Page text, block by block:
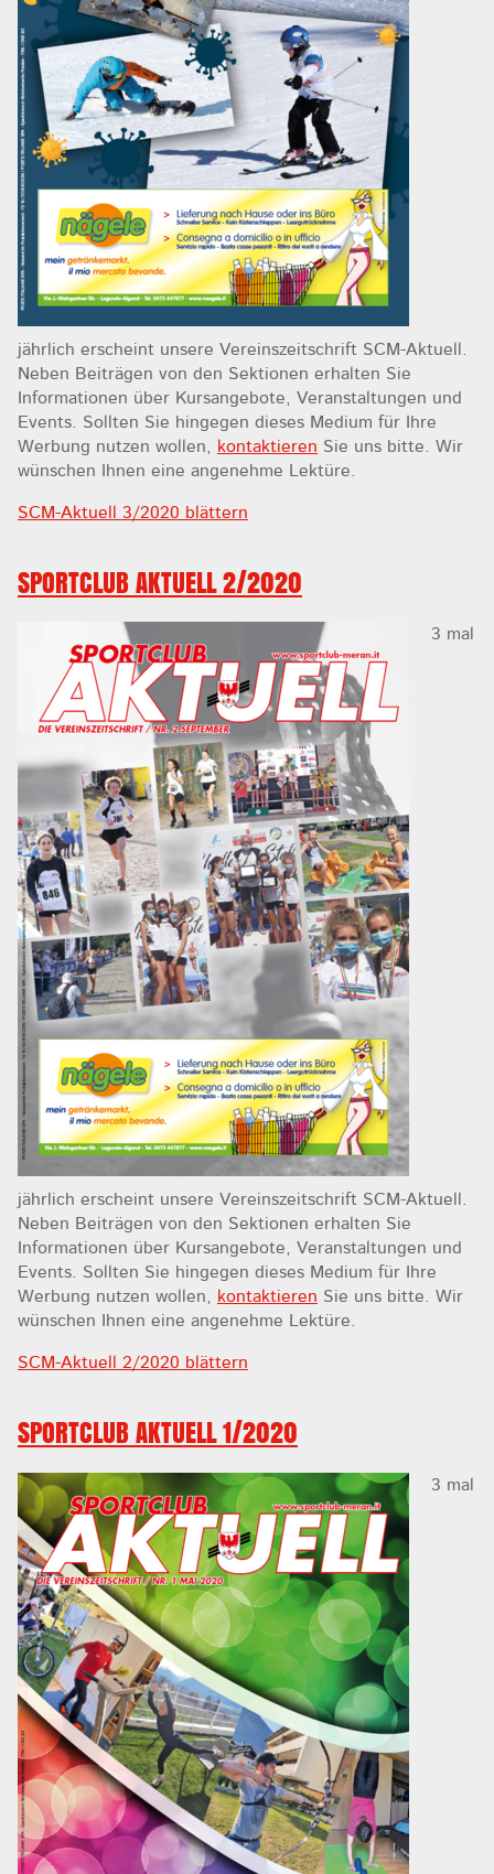
jährlich erscheint unsere Vereinszeitschrift SCM-Aktuell.
Neben Beiträgen von den Sektionen erhalten Sie
Informationen über Kursangebote, Veranstaltungen und
Events. Sollten Sie hingegen dieses Medium für Ihre
Werbung nutzen wollen, kontaktieren Sie uns bitte. Wir
wünschen Ihnen eine angenehme Lektüre.
SCM-Aktuell 3/2020 blättern
SPORTCLUB AKTUELL 2/2020
3 mal
jährlich erscheint unsere Vereinszeitschrift SCM-Aktuell.
Neben Beiträgen von den Sektionen erhalten Sie
Informationen über Kursangebote, Veranstaltungen und
Events. Sollten Sie hingegen dieses Medium für Ihre
Werbung nutzen wollen, kontaktieren Sie uns bitte. Wir
wünschen Ihnen eine angenehme Lektüre.
SCM-Aktuell 2/2020 blättern
SPORTCLUB AKTUELL 1/2020
3 mal